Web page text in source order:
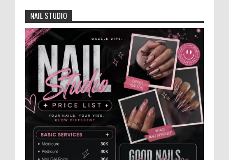
Kabupaten Jember 2026-2031
Jajaran Dewan Pengurus DPC Kabupaten
Jember 2025-2031, saat foto bersama
usai acara pelantikan di Gedung Jember Nusantara,
Selasa 28 Juli 2...
Anggota Karang Taruna Urunan Demi
Nobar Indonesia Lawan Vietnam
Pertandingan sepakbola antara Tim
Indonesia dan Vietnam tidak dilewatkan
begitu saha oleh penggemar bola, termasuk karang
taruna bahkan mere...
NAIL STUDIO